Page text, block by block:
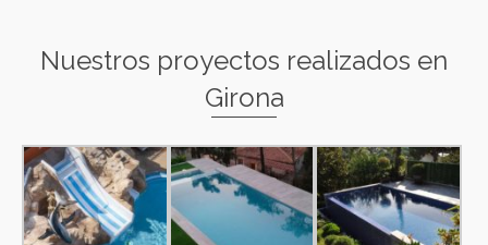
Nuestros proyectos realizados en
Girona